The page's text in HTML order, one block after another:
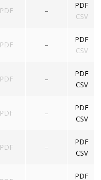
PDF –
PDF
CSV
PDF –
PDF
CSV
PDF –
PDF
CSV
PDF –
PDF
CSV
PDF –
PDF
CSV
PDF